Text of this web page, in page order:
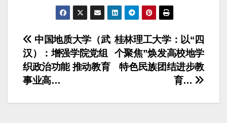
文
章
导
航
桂林理工大学：以“四
个聚焦”焕发高校地学
特色民族团结进步教
育…
中国地质大学（武
汉）：增强学院党组
织政治功能 推动教育
事业高…